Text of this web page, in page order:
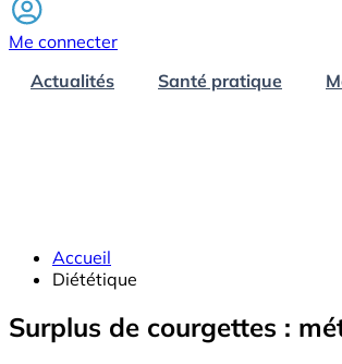
Me connecter
Actualités
Santé pratique
Accueil
Diététique
Surplus de courgettes :